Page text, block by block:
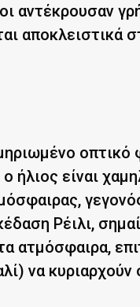
αντέκρουσαν
αποκλειστικά
οπτικό
ήλιος είναι
Ρέιλι,
ατμόσφαιρα,
να κυριαρχούν